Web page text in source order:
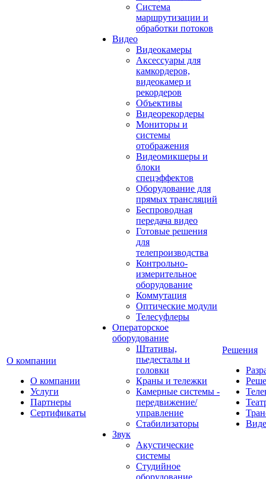
О компании
О компании
Услуги
Партнеры
Сертификаты
Система
маршрутизации и
обработки потоков
Видео
Видеокамеры
Аксессуары для
камкордеров,
видеокамер и
рекордеров
Объективы
Видеорекордеры
Мониторы и
системы
отображения
Видеомикшеры и
блоки
спецэффектов
Оборудование для
прямых трансляций
Беспроводная
передача видео
Готовые решения
для
телепроизводства
Контрольно-
измерительное
оборудование
Коммутация
Оптические модули
Телесуфлеры
Операторское
оборудование
Штативы,
пьедесталы и
головки
Краны и тележки
Камерные системы -
передвижение/
управление
Стабилизаторы
Звук
Акустические
системы
Студийное
оборудование
Решения